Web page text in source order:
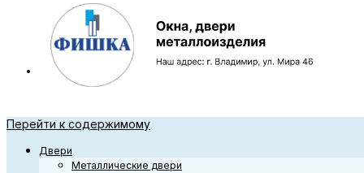
Перейти к содержимому
Двери
Металлические двери